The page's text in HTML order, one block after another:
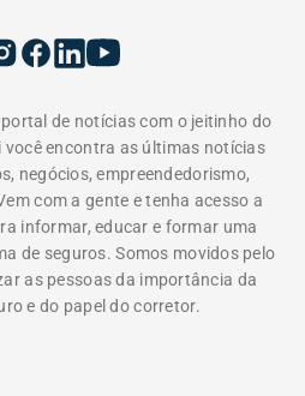
de notícias com o jeitinho do
você encontra as últimas notícias
negócios, empreendedorismo,
com a gente e tenha acesso a
informar, educar e formar uma
de seguros. Somos movidos pelo
as pessoas da importância da
e do papel do corretor.